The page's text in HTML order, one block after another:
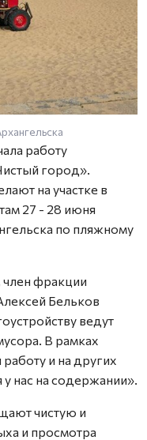
работу
город».
на участке в
27 - 28 июня
по пляжному
фракции
Бельков
ведут
В рамках
и на других
нас на содержании».
чистую и
и просмотра